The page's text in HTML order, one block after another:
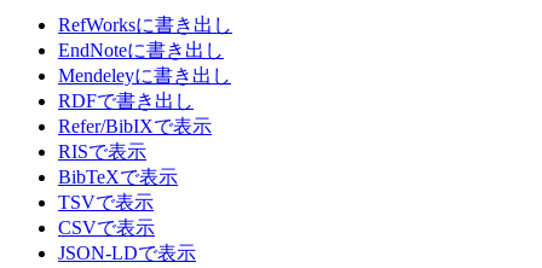
RefWorksに書き出し
EndNoteに書き出し
Mendeleyに書き出し
RDFで書き出し
Refer/BibIXで表示
RISで表示
BibTeXで表示
TSVで表示
CSVで表示
JSON-LDで表示